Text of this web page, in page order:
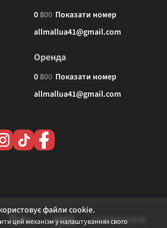
файли cookie.
цей механізм у налаштуваннях свого
0800 Показати номер
allmallua41@gmail.com
Оренда
0800 Показати номер
allmallua41@gmail.com